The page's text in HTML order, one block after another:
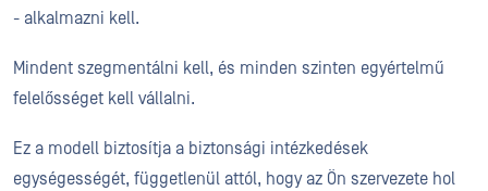
- alkalmazni kell.
Mindent szegmentálni kell, és minden szinten egyértelmű
felelősséget kell vállalni.
Ez a modell biztosítja a biztonsági intézkedések
egységességét, függetlenül attól, hogy az Ön szervezete hol